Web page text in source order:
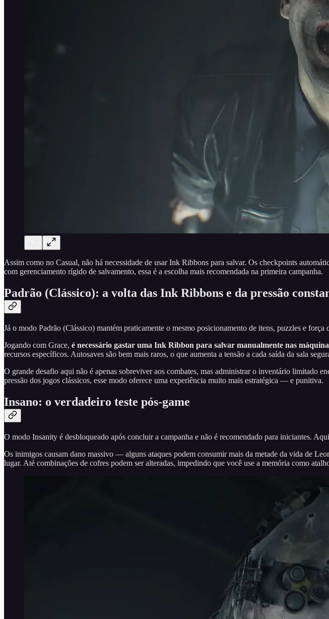
Assim como no Casual, não há necessidade de usar Ink Ribbons para salvar. Os checkpoints
com gerenciamento rígido de salvamento, essa é a escolha mais recomendada na primeira campanha.
Padrão (Clássico): a volta das Ink Ribbons e da pressão
Já o modo Padrão (Clássico) mantém praticamente o mesmo posicionamento de itens, puzzles e
Jogando com Grace, é necessário gastar uma Ink Ribbon para salvar manualmente nas
recursos específicos. Autosaves são bem mais raros, o que aumenta a tensão a cada saída da sala
O grande desafio aqui não é apenas sobreviver aos combates, mas administrar o inventário limitado
pressão dos jogos clássicos, esse modo oferece uma experiência muito mais estratégica — e punitiva.
Insano: o verdadeiro teste pós-game
O modo Insanity é desbloqueado após concluir a campanha e não é recomendado para iniciantes.
Os inimigos causam dano massivo — alguns ataques podem consumir mais da metade da vida de
lugar. Até combinações de cofres podem ser alteradas, impedindo que você use a memória como